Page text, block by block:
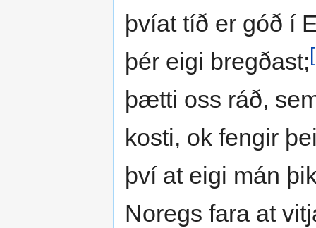
þvíat tíð er góð í
þér eigi bregðast;
þætti oss ráð,
kosti, ok fengir
því at eigi mán
Noregs fara at